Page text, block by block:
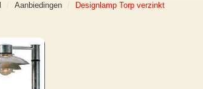
Aanbiedingen Designlamp Torp verzinkt